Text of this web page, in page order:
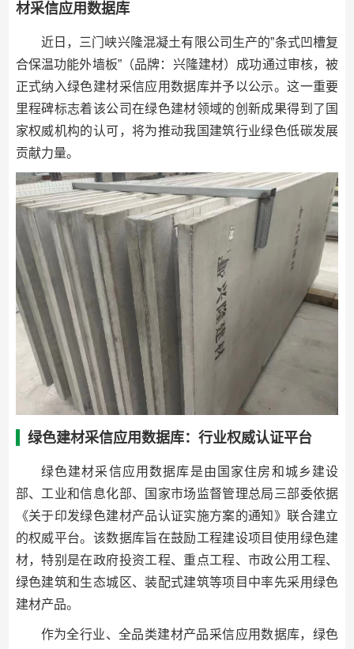
材采信应用数据库
近日，三门峡兴隆混凝土有限公司生产的”条式凹槽复
合保温功能外墙板”（品牌：兴隆建材）成功通过审核，被
正式纳入绿色建材采信应用数据库并予以公示。这一重要
里程碑标志着该公司在绿色建材领域的创新成果得到了国
家权威机构的认可，将为推动我国建筑行业绿色低碳发展
贡献力量。
绿色建材采信应用数据库：行业权威认证平台
绿色建材采信应用数据库是由国家住房和城乡建设
部、工业和信息化部、国家市场监督管理总局三部委依据
《关于印发绿色建材产品认证实施方案的通知》联合建立
的权威平台。该数据库旨在鼓励工程建设项目使用绿色建
材，特别是在政府投资工程、重点工程、市政公用工程、
绿色建筑和生态城区、装配式建筑等项目中率先采用绿色
建材产品。
作为全行业、全品类建材产品采信应用数据库，绿色